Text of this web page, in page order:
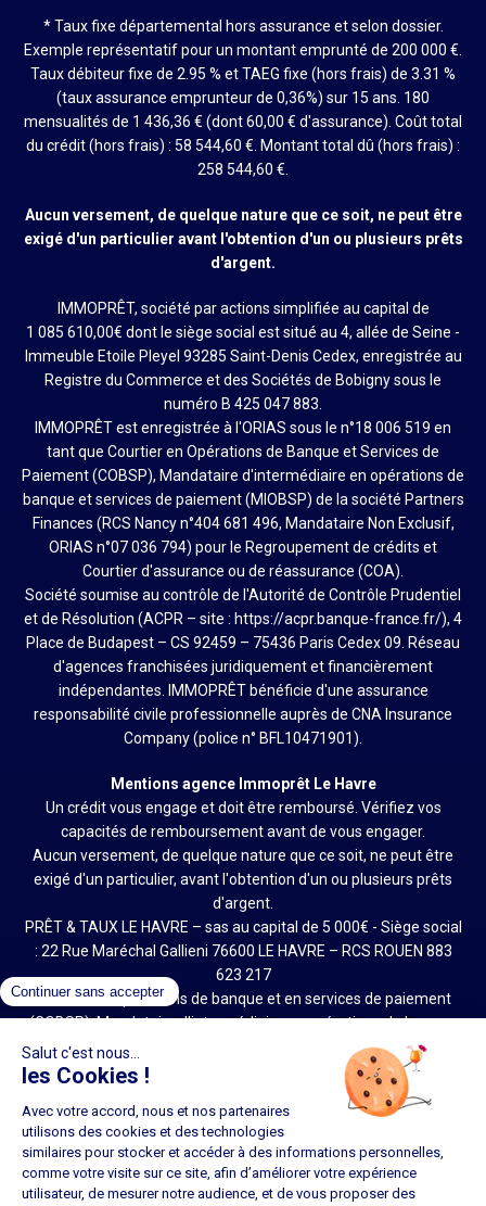
* Taux fixe départemental hors assurance et selon dossier.
Exemple représentatif pour un montant emprunté de 200 000 €.
Taux débiteur fixe de 2.95 % et TAEG fixe (hors frais) de 3.31 %
(taux assurance emprunteur de 0,36%) sur 15 ans. 180
mensualités de 1 436,36 € (dont 60,00 € d'assurance). Coût total
du crédit (hors frais) : 58 544,60 €. Montant total dû (hors frais) :
258 544,60 €.
Aucun versement, de quelque nature que ce soit, ne peut être
exigé d'un particulier avant l'obtention d'un ou plusieurs prêts
d'argent.
IMMOPRÊT, société par actions simplifiée au capital de
1 085 610,00€ dont le siège social est situé au 4, allée de Seine -
Immeuble Etoile Pleyel 93285 Saint-Denis Cedex, enregistrée au
Registre du Commerce et des Sociétés de Bobigny sous le
numéro B 425 047 883.
IMMOPRÊT est enregistrée à l'ORIAS sous le n°18 006 519 en
tant que Courtier en Opérations de Banque et Services de
Paiement (COBSP), Mandataire d'intermédiaire en opérations de
banque et services de paiement (MIOBSP) de la société Partners
Finances (RCS Nancy n°404 681 496, Mandataire Non Exclusif,
ORIAS n°07 036 794) pour le Regroupement de crédits et
Courtier d'assurance ou de réassurance (COA).
Société soumise au contrôle de l'Autorité de Contrôle Prudentiel
et de Résolution (ACPR – site : https://acpr.banque-france.fr/), 4
Place de Budapest – CS 92459 – 75436 Paris Cedex 09. Réseau
d'agences franchisées juridiquement et financièrement
indépendantes. IMMOPRÊT bénéficie d'une assurance
responsabilité civile professionnelle auprès de CNA Insurance
Company (police n° BFL10471901).
Mentions agence Immoprêt Le Havre
Un crédit vous engage et doit être remboursé. Vérifiez vos
capacités de remboursement avant de vous engager.
Aucun versement, de quelque nature que ce soit, ne peut être
exigé d'un particulier, avant l'obtention d'un ou plusieurs prêts
d'argent.
PRÊT & TAUX LE HAVRE – sas au capital de 5 000€ - Siège social
: 22 Rue Maréchal Gallieni 76600 LE HAVRE – RCS ROUEN 883
623 217
Courtier en opérations de banque et en services de paiement
(COBSP), Mandataire d'intermédiaire en opérations de banque
et en services de paiement (MIOBSP) et Courtier d'assurance ou
de réassurance (COA) sous le numéro 20004764 (site :
Agence franchisée du réseau Immoprêt, juridiquement et
financièrement indépendante.
Société soumise au contrôle de l'Autorité de Contrôle Prudentiel
et de Résolution (ACPR - site : http://acpr.banque-france.fr), 4